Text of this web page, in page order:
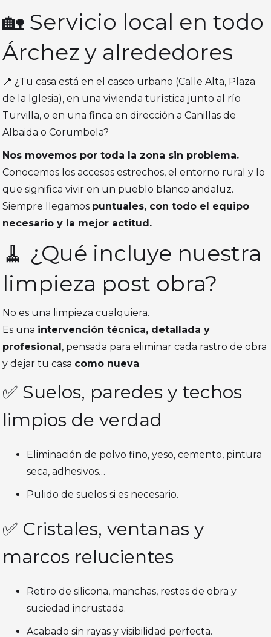
🏡 Servicio local en todo
Árchez y alrededores
📍 ¿Tu casa está en el casco urbano (Calle Alta, Plaza
de la Iglesia), en una vivienda turística junto al río
Turvilla, o en una finca en dirección a Canillas de
Albaida o Corumbela?
Nos movemos por toda la zona sin problema.
Conocemos los accesos estrechos, el entorno rural y lo
que significa vivir en un pueblo blanco andaluz.
Siempre llegamos puntuales, con todo el equipo
necesario y la mejor actitud.
🧹 ¿Qué incluye nuestra
limpieza post obra?
No es una limpieza cualquiera.
Es una intervención técnica, detallada y
profesional , pensada para eliminar cada rastro de obra
y dejar tu casa como nueva.
✅ Suelos, paredes y techos
limpios de verdad
Eliminación de polvo fino, yeso, cemento, pintura
seca, adhesivos…
Pulido de suelos si es necesario.
✅ Cristales, ventanas y
marcos relucientes
Retiro de silicona, manchas, restos de obra y
suciedad incrustada.
Acabado sin rayas y visibilidad perfecta.